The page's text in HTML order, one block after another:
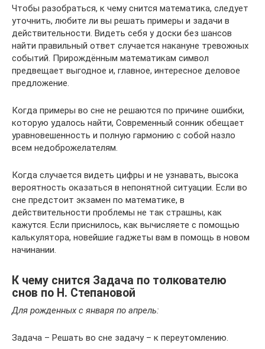
Чтобы разобраться, к чему снится математика, следует
уточнить, любите ли вы решать примеры и задачи в
действительности. Видеть себя у доски без шансов
найти правильный ответ случается накануне тревожных
событий. Прирождённым математикам символ
предвещает выгодное и, главное, интересное деловое
предложение.
Когда примеры во сне не решаются по причине ошибки,
которую удалось найти, Современный сонник обещает
уравновешенность и полную гармонию с собой назло
всем недоброжелателям.
Когда случается видеть цифры и не узнавать, высока
вероятность оказаться в непонятной ситуации. Если во
сне предстоит экзамен по математике, в
действительности проблемы не так страшны, как
кажутся. Если приснилось, как вычисляете с помощью
калькулятора, новейшие гаджеты вам в помощь в новом
начинании.
К чему снится Задача по толкователю
снов по Н. Степановой
Для рожденных с января по апрель:
Задача – Решать во сне задачу – к переутомлению.